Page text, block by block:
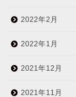
2022年2月
2022年1月
2021年12月
2021年11月